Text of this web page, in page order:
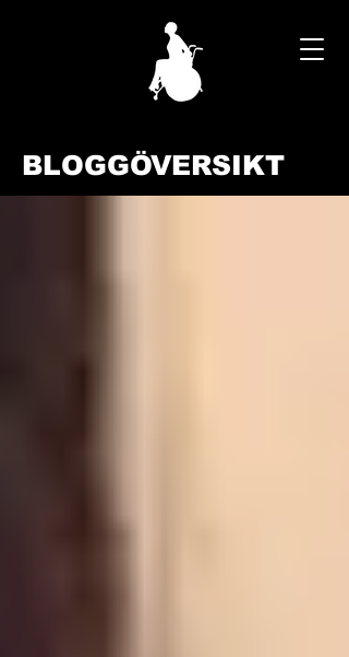
BLOGGÖVERSIKT